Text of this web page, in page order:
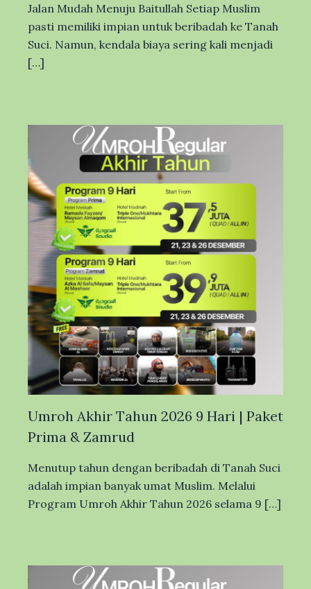
Jalan Mudah Menuju Baitullah Setiap Muslim
pasti memiliki impian untuk beribadah ke Tanah
Suci. Namun, kendala biaya sering kali menjadi
[…]
Umroh Akhir Tahun 2026 9 Hari | Paket
Prima & Zamrud
Menutup tahun dengan beribadah di Tanah Suci
adalah impian banyak umat Muslim. Melalui
Program Umroh Akhir Tahun 2026 selama 9 […]